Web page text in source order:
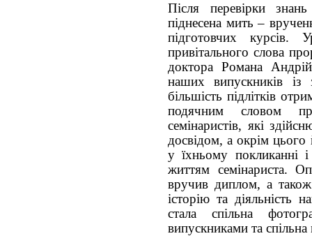
Після перевірки
піднесена мить –
підготовчих курсів.
привітального слова
доктора Романа
наших випускників із
більшість підлітків
подячним словом
семінаристів, які
досвідом, а окрім
у їхньому покликанні
життям семінариста.
вручив диплом, а
історію та діяльність
стала спільна
випускниками та